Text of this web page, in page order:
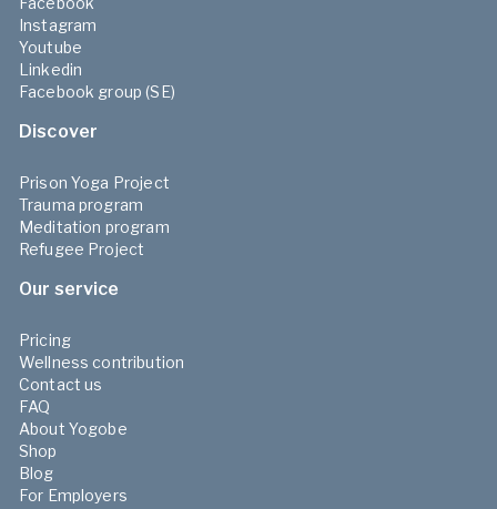
Instagram
Youtube
Linkedin
Facebook group (SE)
Discover
Prison Yoga Project
Trauma program
Meditation program
Refugee Project
Our service
Pricing
Wellness contribution
Contact us
FAQ
About Yogobe
Shop
Blog
For Employers